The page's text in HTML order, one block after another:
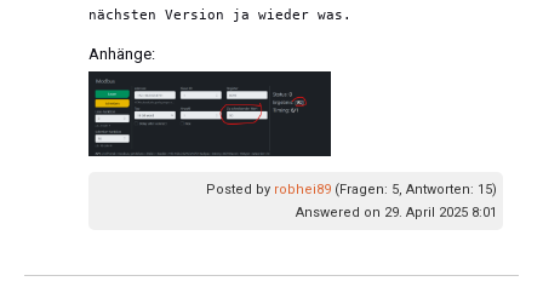
nächsten Version ja wieder was.
Anhänge:
Posted by robhei89 (Fragen: 5, Antworten: 15)
Answered on 29. April 2025 8:01